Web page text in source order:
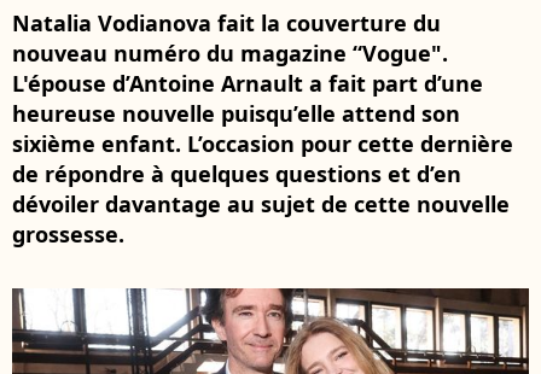
Natalia Vodianova fait la couverture du
nouveau numéro du magazine “Vogue".
L'épouse d’Antoine Arnault a fait part d’une
heureuse nouvelle puisqu’elle attend son
sixième enfant. L’occasion pour cette dernière
de répondre à quelques questions et d’en
dévoiler davantage au sujet de cette nouvelle
grossesse.